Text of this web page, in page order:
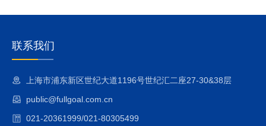
险、参考IOPV决策和IOPV计算错误的风险、退市风险、申购/
价的变现风险、套利风险、申购赎回清单差错风险、第三方机
构服务的风险及投资特定品种的投资风险等）、目标ETF的技
2、指数化投资的风险
本基金的指数化投资风险包括标的指数的风险、跟踪误差控制
未达约定目标的风险、成份股停牌的风险和指数编制机构停止
联系我们
上海市浦东新区世纪大道1196号世纪汇二座27-30&38层
public@fullgoal.com.cn
021-20361999/021-80305499